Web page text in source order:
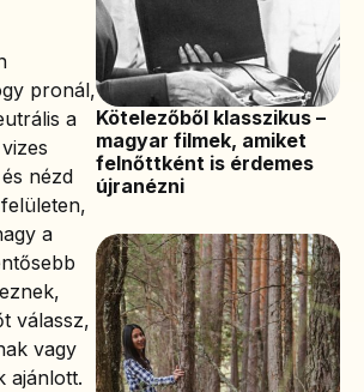
pronál,
a
nézd
a
válassz,
vagy
ajánlott.
Kötelezőből klasszikus –
magyar filmek, amiket
felnőttként is érdemes
újranézni